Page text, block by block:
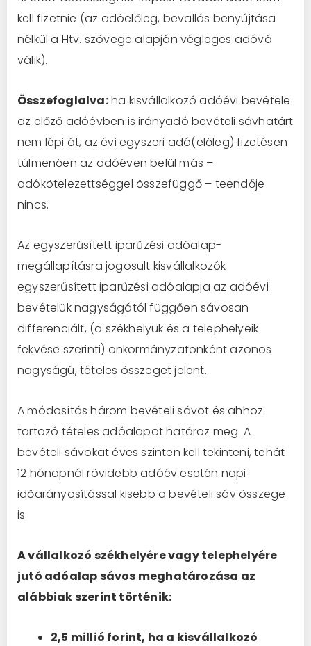
kell fizetnie (az adóelőleg, bevallás benyújtása
nélkül a Htv. szövege alapján végleges adóvá
válik).
Összefoglalva:ha kisvállalkozó adóévi bevétele
az előző adóévben is irányadó bevételi sávhatárt
nem lépi át, az évi egyszeri adó(előleg) fizetésen
túlmenően az adóéven belül más –
adókötelezettséggel összefüggő – teendője
nincs.
Az egyszerűsített iparűzési adóalap-
megállapításra jogosult kisvállalkozók
egyszerűsített iparűzési adóalapja az adóévi
bevételük nagyságától függően sávosan
differenciált, (a székhelyük és a telephelyeik
fekvése szerinti) önkormányzatonként azonos
nagyságú, tételes összeget jelent.
A módosítás három bevételi sávot és ahhoz
tartozó tételes adóalapot határoz meg. A
bevételi sávokat éves szinten kell tekinteni, tehát
12 hónapnál rövidebb adóév esetén napi
időarányosítással kisebb a bevételi sáv összege
is.
A vállalkozó székhelyére vagy telephelyére
jutó adóalap sávos meghatározása az
alábbiak szerint történik:
2,5 millió forint, ha a kisvállalkozó